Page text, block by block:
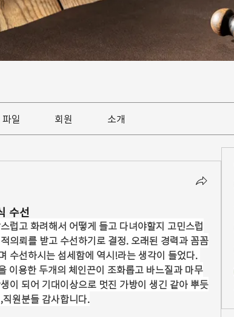
파일 회원 소개
수선
럽고 화려해서 어떻게 들고 다녀야할지 고민스럽
의뢰를 받고 수선하기로 결정. 오래된 경력과 꼼꼼
수선하시는 섬세함에 역시!라는 생각이 들었다.
이용한 두개의 체인끈이 조화롭고 바느질과 마무
이 되어 기대이상으로 멋진 가방이 생긴 같아 뿌듯
원분들 감사합니다.